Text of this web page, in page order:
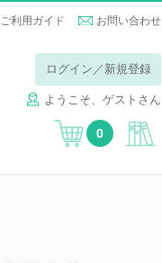
ご利用ガイド お問い合わせ
ログイン／新規登録
ようこそ、ゲストさん
0